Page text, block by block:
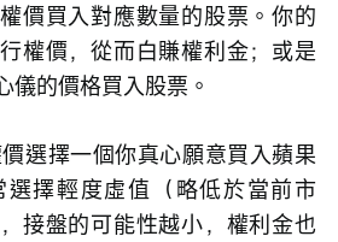
價買入對應數量的股票。你的
權價，從而白賺權利金；或是
儀的價格買入股票。
選擇一個你真心願意買入蘋果
擇輕度虛值（略低於當前市
接盤的可能性越小，權利金也